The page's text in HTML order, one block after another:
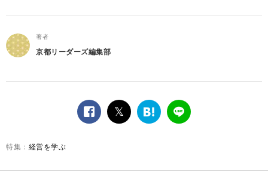
著者
京都リーダーズ編集部
facebook
twitterは
LINE
経営を学ぶ